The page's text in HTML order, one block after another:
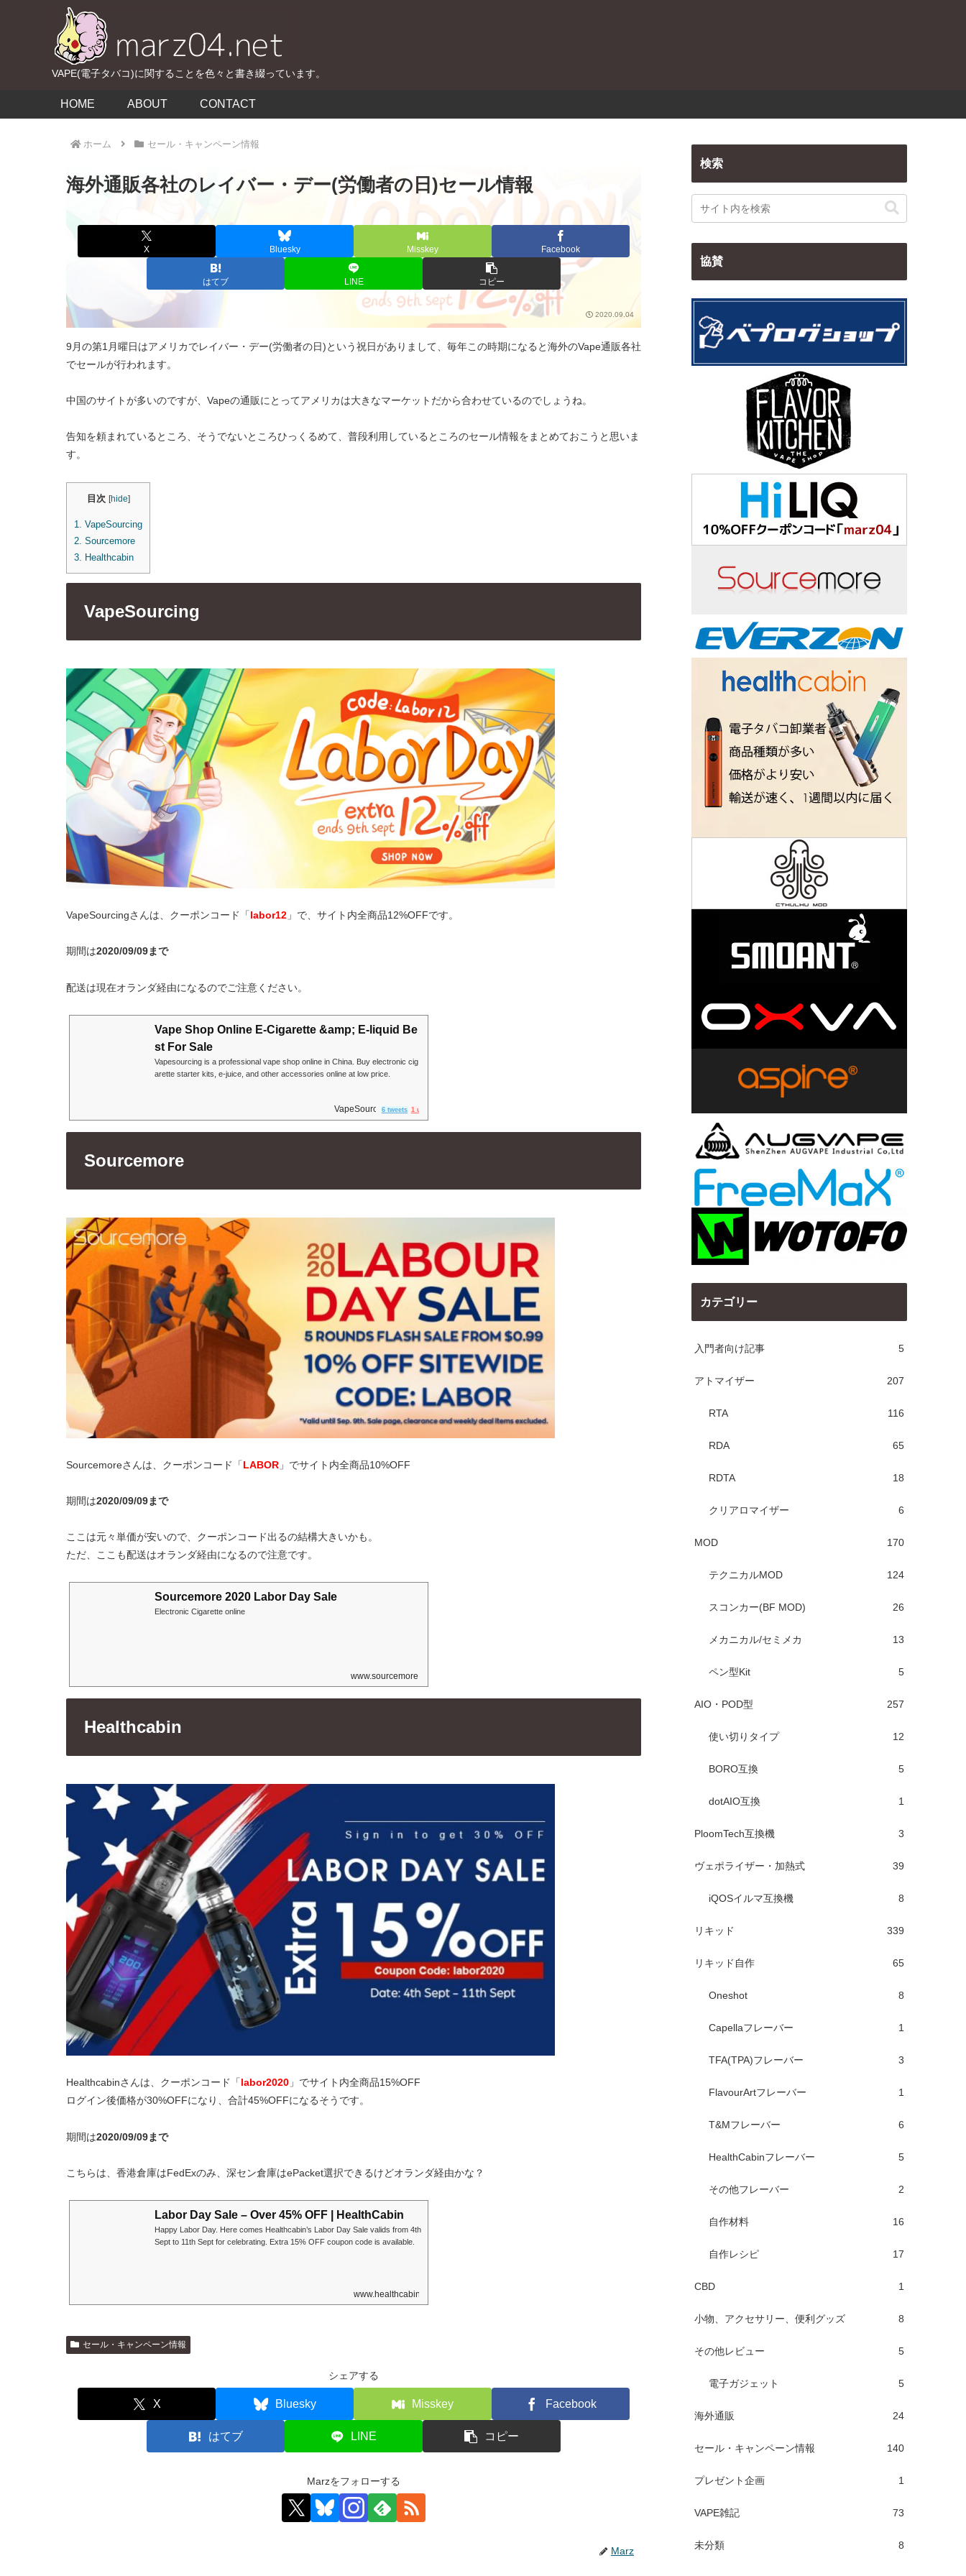
VAPE(電子タバコ)に関することを色々と書き綴っています。
HOME ABOUT CONTACT
ホーム セール・キャンペーン情報
海外通販各社のレイバー・デー(労働者の日)セール情報
X Bluesky Misskey Facebook
はてブ LINE コピー
2020.09.04
9月の第1月曜日はアメリカでレイバー・デー(労働者の日)という祝日がありまして、毎年この時期になると海外のVape通販各社
でセールが行われます。
中国のサイトが多いのですが、Vapeの通販にとってアメリカは大きなマーケットだから合わせているのでしょうね。
告知を頼まれているところ、そうでないところひっくるめて、普段利用しているところのセール情報をまとめておこうと思いま
す。
目次 [hide]
1.
VapeSourcing
2. Sourcemore
3.
Healthcabin
VapeSourcing
VapeSourcingさんは、クーポンコード「labor12 」で、サイト内全商品12%OFFです。
期間は2020/09/09まで
配送は現在オランダ経由になるのでご注意ください。
Vape Shop Online E-Cigarette &amp; E-liquid Be
st For Sale
Vapesourcing is a professional vape shop online in China. Buy electronic cig
arette starter kits, e-juice, and other accessories online at low price.
VapeSourcing6 tweets 1 user
Sourcemore
Sourcemoreさんは、クーポンコード「LABOR 」でサイト内全商品10%OFF
期間は2020/09/09まで
ここは元々単価が安いので、クーポンコード出るの結構大きいかも。
ただ、ここも配送はオランダ経由になるので注意です。
Sourcemore 2020 Labor Day Sale
Electronic Cigarette online
www.sourcemore.com
Healthcabin
Healthcabinさんは、クーポンコード「labor2020 」でサイト内全商品15%OFF
ログイン後価格が30%OFFになり、合計45%OFFになるそうです。
期間は2020/09/09まで
こちらは、香港倉庫はFedExのみ、深セン倉庫はePacket選択できるけどオランダ経由かな？
Labor Day Sale – Over 45% OFF | HealthCabin
Happy Labor Day. Here comes Healthcabin’s Labor Day Sale valids from 4th
Sept to 11th Sept for celebrating. Extra 15% OFF coupon code is available.
www.healthcabin.net
セール・キャンペーン情報
シェアする
X Bluesky Misskey Facebook
はてブ LINE コピー
Marzをフォローする
Marz
検索
協賛
カテゴリー
入門者向け記事 5
アトマイザー 207
RTA 116
RDA 65
RDTA 18
クリアロマイザー 6
MOD 170
テクニカルMOD 124
スコンカー(BF MOD) 26
メカニカル/セミメカ 13
ペン型Kit 5
AIO・POD型 257
使い切りタイプ 12
BORO互換 5
dotAIO互換 1
PloomTech互換機 3
ヴェポライザー・加熱式 39
iQOSイルマ互換機 8
リキッド 339
リキッド自作 65
Oneshot 8
Capellaフレーバー 1
TFA(TPA)フレーバー 3
FlavourArtフレーバー 1
T&Mフレーバー 6
HealthCabinフレーバー 5
その他フレーバー 2
自作材料 16
自作レシピ 17
CBD 1
小物、アクセサリー、便利グッズ 8
その他レビュー 5
電子ガジェット 5
海外通販 24
セール・キャンペーン情報 140
プレゼント企画 1
VAPE雑記 73
未分類 8